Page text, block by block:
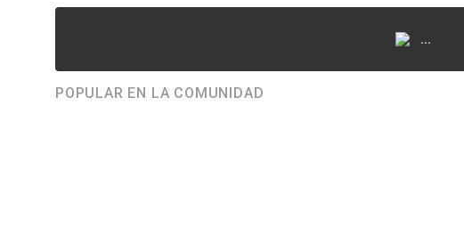
...
POPULAR EN LA COMUNIDAD